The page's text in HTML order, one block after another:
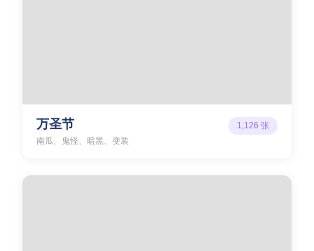
万圣节
南瓜、鬼怪、暗黑、变装
1,126 张